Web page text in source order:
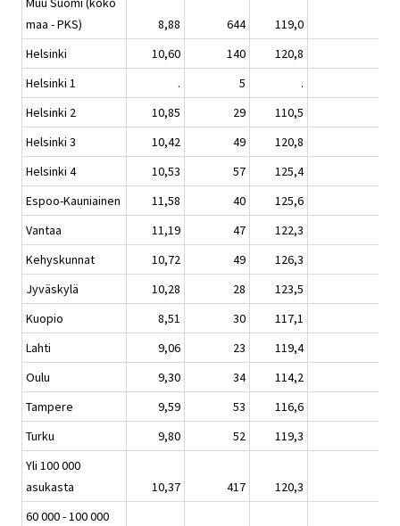
maa - PKS)
8,88 644 119,0
Helsinki
10,60 140 120,8
Helsinki 1
. 5
.
Helsinki 2
10,85 29 110,5
Helsinki 3
10,42 49 120,8
Helsinki 4
10,53 57 125,4
Espoo-Kauniainen
11,58 40 125,6
Vantaa
11,19 47 122,3
Kehyskunnat
10,72 49 126,3
Jyväskylä
10,28 28 123,5
Kuopio
8,51 30 117,1
Lahti
9,06 23 119,4
Oulu
9,30 34 114,2
Tampere
9,59 53 116,6
Turku
9,80 52 119,3
Yli 100 000
asukasta
10,37 417 120,3
60 000 - 100 000